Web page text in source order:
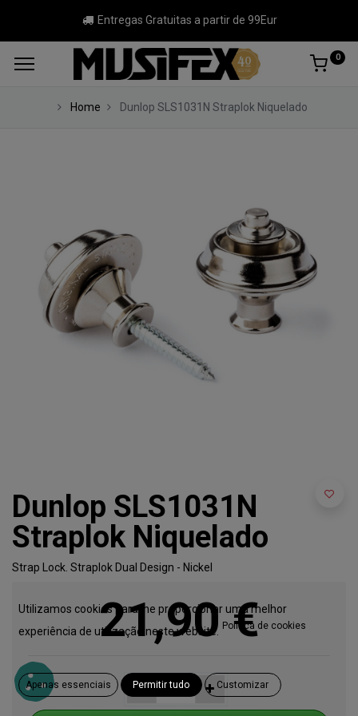
Entregas Gratuitas a partir de 99Eur
0
Home Dunlop SLS1031N Straplok Niquelado
Dunlop SLS1031N
Straplok Niquelado
Strap Lock. Straplok Dual Design - Nickel
21,90€
Utilizamos cookies para lhe proporcionar uma melhor
experiência de utilização neste website. Política de cookies
Apenas essenciais Permitir tudo Customizar